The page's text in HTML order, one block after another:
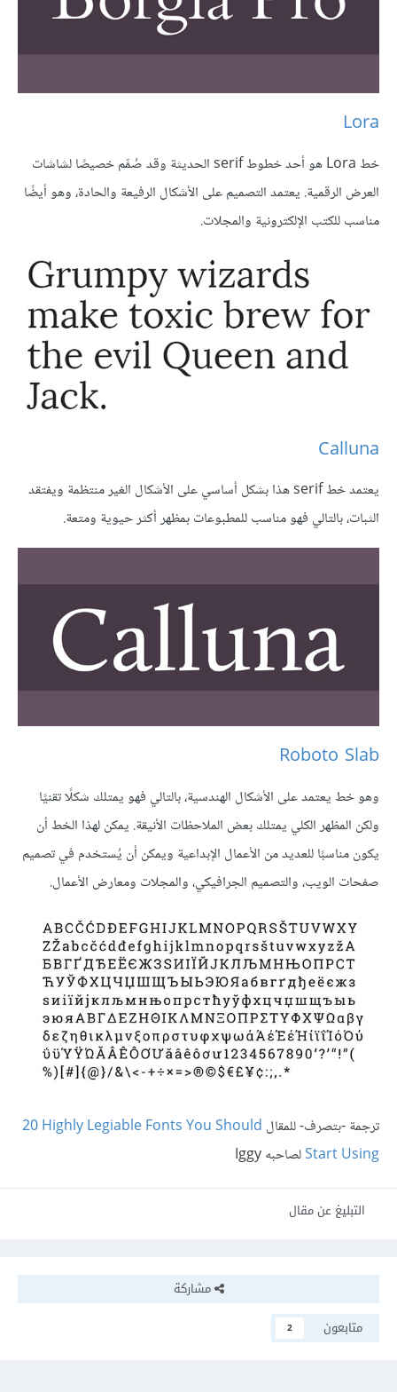
Lora
خط Lora هو أحد خطوط serif الحديثة وقد صُمِّم خصيصًا لشاشات
العرض الرقمية. يعتمد التصميم على الأشكال الرفيعة والحادة، وهو أيضًا
مناسب للكتب الإلكترونية والمجلات.
Calluna
يعتمد خط serif هذا بشكل أساسي على الأشكال الغير منتظمة ويفتقد
الثبات، بالتالي فهو مناسب للمطبوعات بمظهر أكثر حيوية ومتعة.
Roboto Slab
وهو خط يعتمد على الأشكال الهندسية، بالتالي فهو يمتلك شكلًا تقنيًا
ولكن المظهر الكلي يمتلك بعض الملاحظات الأنيقة. يمكن لهذا الخط أن
يكون مناسبًا للعديد من الأعمال الإبداعية ويمكن أن يُستخدم في تصميم
صفحات الويب، والتصميم الجرافيكي، والمجلات ومعارض الأعمال.
ترجمة -بتصرف- للمقال ‎ 20 Highly Legiable Fonts You Should
Start Usingلصاحبه Iggy
التبليغ عن مقال
مشاركة
متابعون
2